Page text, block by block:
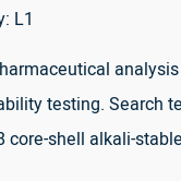
L1
testing. Search
core-shell alkali-